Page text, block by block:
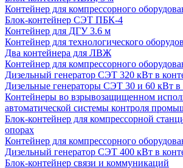
Контейнер для компрессорного
Блок-контейнер СЭТ ПБК-4
Контейнер для ДГУ 3.6 м
Контейнер для технологического
Два контейнера для ЛВЖ
Контейнер для компрессорного
Дизельный генератор СЭТ 320 кВт в
Дизельные генераторы СЭТ 30 и 60 кВт в
Контейнеры во взрывозащищенном
автоматической системы контроля
Блок-контейнер для компрессорной
опорах
Контейнер для компрессорного
Дизельный генератор СЭТ 400 кВт в
Блок-контейнер связи и коммуникаций